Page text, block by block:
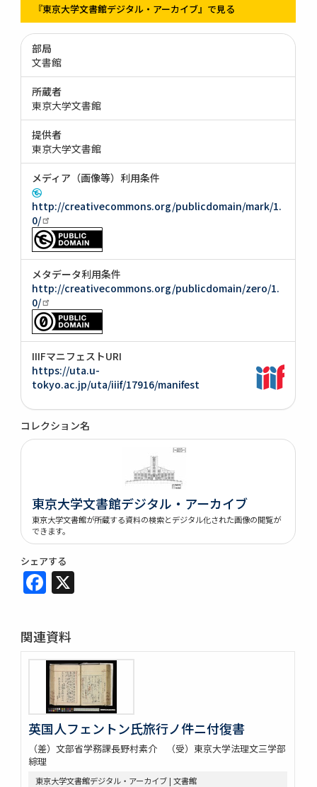
『東京大学文書館デジタル・アーカイブ』で見る
部局
文書館
所蔵者
東京大学文書館
提供者
東京大学文書館
メディア（画像等）利用条件
http://creativecommons.org/publicdomain/mark/1.
0/
メタデータ利用条件
http://creativecommons.org/publicdomain/zero/1.
0/
IIIFマニフェストURI
https://uta.u-
tokyo.ac.jp/uta/iiif/17916/manifest
コレクション名
東京大学文書館デジタル・アーカイブ
東京大学文書館が所蔵する資料の検索とデジタル化された画像の閲覧が
できます。
シェアする
Facebook
関連資料
英国人フェントン氏旅行ノ件ニ付復書
（差）文部省学務課長野村素介 （受）東京大学法理文三学部
綜理
東京大学文書館デジタル・アーカイブ | 文書館